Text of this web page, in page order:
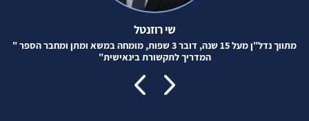
שי רוזנטל
מתווך נדל"ן מעל 15 שנה, דובר 3 שפות, מומחה במשא ומתן ומחבר הספר "
המדריך לתקשורת בינאישית"